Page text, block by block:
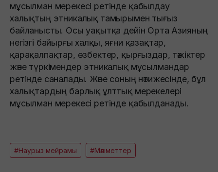
мұсылман мерекесі ретінде қабылдау
халықтың этникалық тамырымен тығыз
байланысты. Осы уақытқа дейін Орта Азияның
негізгі байырғы халқы, яғни қазақтар,
қарақалпақтар, өзбектер, қырғыздар, тәжіктер
және түркімендер этникалық мұсылмандар
ретінде саналады. Және соның нәтижесінде, бұл
халықтардың барлық ұлттық мерекелері
мұсылман мерекесі ретінде қабылданады.
#Наурыз мейрамы #Мәліметтер